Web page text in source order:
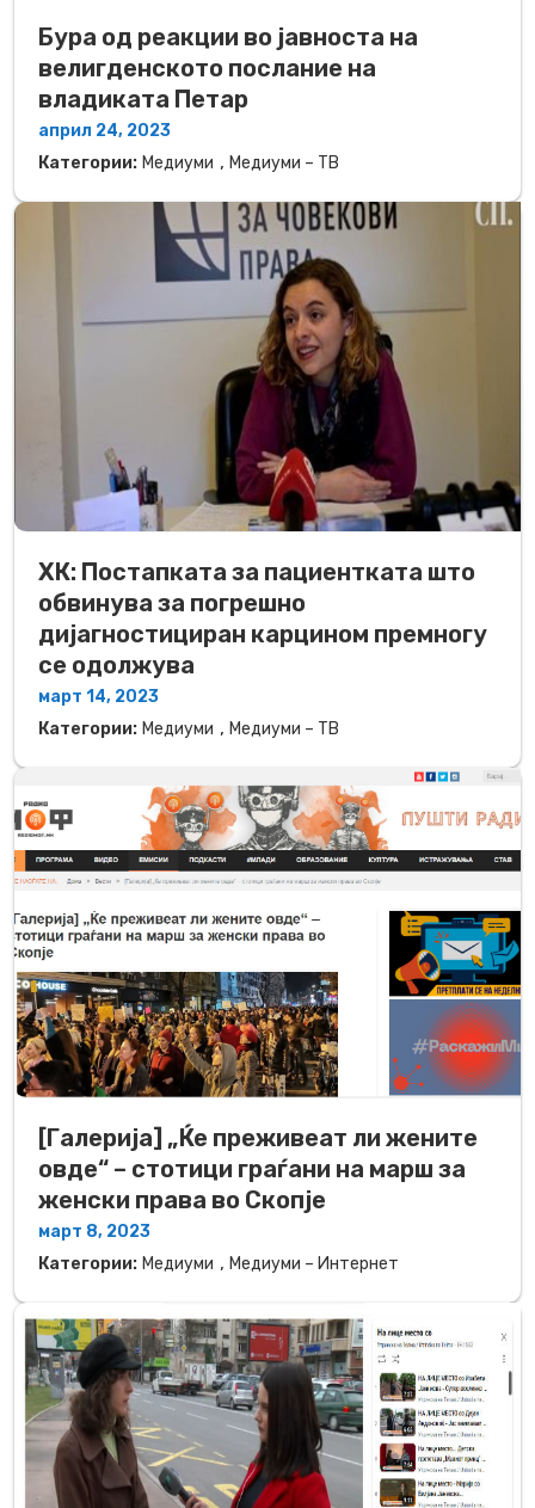
Бура од реакции во јавноста на
велигденското послание на
владиката Петар
април 24, 2023
Категории: Медиуми , Медиуми – ТВ
ХК: Постапката за пациентката што
обвинува за погрешно
дијагностициран карцином премногу
се одолжува
март 14, 2023
Категории: Медиуми , Медиуми – ТВ
[Галерија] „Ќе преживеат ли жените
овде“ – стотици граѓани на марш за
женски права во Скопје
март 8, 2023
Категории: Медиуми , Медиуми – Интернет